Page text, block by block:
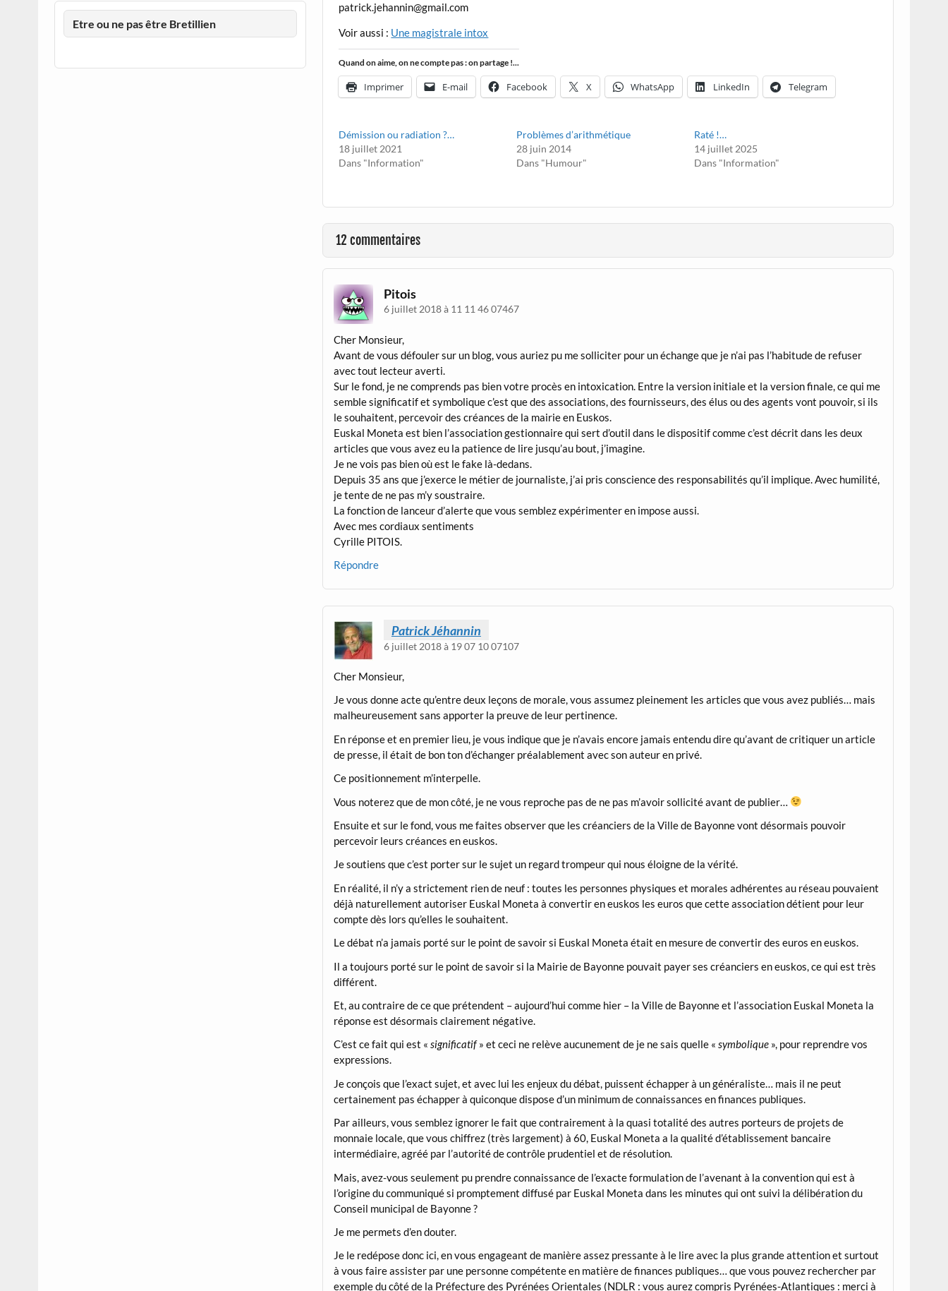
patrick.jehannin@gmail.com
Voir aussi : Une magistrale intox
Quand on aime, on ne compte pas : on partage !...
Imprimer E-mail Facebook X WhatsApp LinkedIn Telegram
Démission ou radiation ?…
18 juillet 2021
Dans "Information"
Problèmes d’arithmétique
28 juin 2014
Dans "Humour"
Raté !…
14 juillet 2025
Dans "Information"
12 commentaires
Pitois
6 juillet 2018 à 11 11 46 07467
Cher Monsieur,
Avant de vous défouler sur un blog, vous auriez pu me solliciter pour un échange que je n’ai pas l’habitude de refuser
avec tout lecteur averti.
Sur le fond, je ne comprends pas bien votre procès en intoxication. Entre la version initiale et la version finale, ce qui me
semble significatif et symbolique c’est que des associations, des fournisseurs, des élus ou des agents vont pouvoir, si ils
le souhaitent, percevoir des créances de la mairie en Euskos.
Euskal Moneta est bien l’association gestionnaire qui sert d’outil dans le dispositif comme c’est décrit dans les deux
articles que vous avez eu la patience de lire jusqu’au bout, j’imagine.
Je ne vois pas bien où est le fake là-dedans.
Depuis 35 ans que j’exerce le métier de journaliste, j’ai pris conscience des responsabilités qu’il implique. Avec humilité,
je tente de ne pas m’y soustraire.
La fonction de lanceur d’alerte que vous semblez expérimenter en impose aussi.
Avec mes cordiaux sentiments
Cyrille PITOIS.
Répondre
Patrick Jéhannin
6 juillet 2018 à 19 07 10 07107
Cher Monsieur,
Je vous donne acte qu’entre deux leçons de morale, vous assumez pleinement les articles que vous avez publiés… mais
malheureusement sans apporter la preuve de leur pertinence.
En réponse et en premier lieu, je vous indique que je n’avais encore jamais entendu dire qu’avant de critiquer un article
de presse, il était de bon ton d’échanger préalablement avec son auteur en privé.
Ce positionnement m’interpelle.
Vous noterez que de mon côté, je ne vous reproche pas de ne pas m’avoir sollicité avant de publier…
Ensuite et sur le fond, vous me faites observer que les créanciers de la Ville de Bayonne vont désormais pouvoir
percevoir leurs créances en euskos.
Je soutiens que c’est porter sur le sujet un regard trompeur qui nous éloigne de la vérité.
En réalité, il n’y a strictement rien de neuf : toutes les personnes physiques et morales adhérentes au réseau pouvaient
déjà naturellement autoriser Euskal Moneta à convertir en euskos les euros que cette association détient pour leur
compte dès lors qu’elles le souhaitent.
Le débat n’a jamais porté sur le point de savoir si Euskal Moneta était en mesure de convertir des euros en euskos.
Il a toujours porté sur le point de savoir si la Mairie de Bayonne pouvait payer ses créanciers en euskos, ce qui est très
différent.
Et, au contraire de ce que prétendent – aujourd’hui comme hier – la Ville de Bayonne et l’association Euskal Moneta la
réponse est désormais clairement négative.
C’est ce fait qui est « significatif» et ceci ne relève aucunement de je ne sais quelle « symbolique», pour reprendre vos
expressions.
Je conçois que l’exact sujet, et avec lui les enjeux du débat, puissent échapper à un généraliste… mais il ne peut
certainement pas échapper à quiconque dispose d’un minimum de connaissances en finances publiques.
Par ailleurs, vous semblez ignorer le fait que contrairement à la quasi totalité des autres porteurs de projets de
monnaie locale, que vous chiffrez (très largement) à 60, Euskal Moneta a la qualité d’établissement bancaire
intermédiaire, agréé par l’autorité de contrôle prudentiel et de résolution.
Mais, avez-vous seulement pu prendre connaissance de l’exacte formulation de l’avenant à la convention qui est à
l’origine du communiqué si promptement diffusé par Euskal Moneta dans les minutes qui ont suivi la délibération du
Conseil municipal de Bayonne ?
Je me permets d’en douter.
Je le redépose donc ici, en vous engageant de manière assez pressante à le lire avec la plus grande attention et surtout
à vous faire assister par une personne compétente en matière de finances publiques… que vous pouvez rechercher par
exemple du côté de la Préfecture des Pyrénées Orientales (NDLR : vous aurez compris Pyrénées-Atlantiques : merci à
Etre ou ne pas être Bretillien